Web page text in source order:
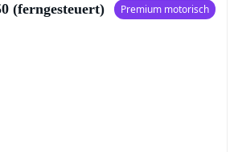
(ferngesteuert) Premium motorisch